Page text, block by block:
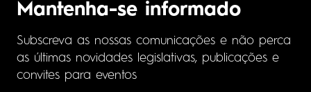
Mantenha-se informado
Subscreva as nossas comunicações e não perca
as últimas novidades legislativas, publicações e
convites para eventos